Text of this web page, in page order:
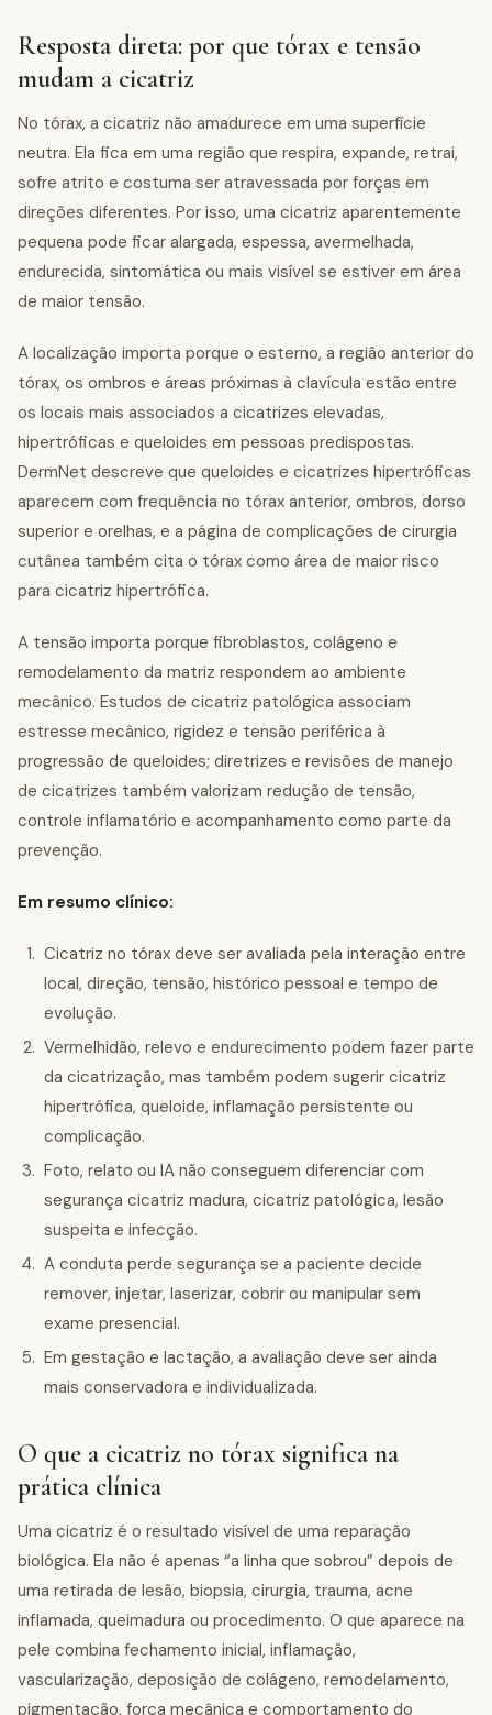
Resposta direta: por que tórax e tensão
mudam a cicatriz
No tórax, a cicatriz não amadurece em uma superfície
neutra. Ela fica em uma região que respira, expande, retrai,
sofre atrito e costuma ser atravessada por forças em
direções diferentes. Por isso, uma cicatriz aparentemente
pequena pode ficar alargada, espessa, avermelhada,
endurecida, sintomática ou mais visível se estiver em área
de maior tensão.
A localização importa porque o esterno, a região anterior do
tórax, os ombros e áreas próximas à clavícula estão entre
os locais mais associados a cicatrizes elevadas,
hipertróficas e queloides em pessoas predispostas.
DermNet descreve que queloides e cicatrizes hipertróficas
aparecem com frequência no tórax anterior, ombros, dorso
superior e orelhas, e a página de complicações de cirurgia
cutânea também cita o tórax como área de maior risco
para cicatriz hipertrófica.
A tensão importa porque fibroblastos, colágeno e
remodelamento da matriz respondem ao ambiente
mecânico. Estudos de cicatriz patológica associam
estresse mecânico, rigidez e tensão periférica à
progressão de queloides; diretrizes e revisões de manejo
de cicatrizes também valorizam redução de tensão,
controle inflamatório e acompanhamento como parte da
prevenção.
Em resumo clínico:
Cicatriz no tórax deve ser avaliada pela interação entre
local, direção, tensão, histórico pessoal e tempo de
evolução.
Vermelhidão, relevo e endurecimento podem fazer parte
da cicatrização, mas também podem sugerir cicatriz
hipertrófica, queloide, inflamação persistente ou
complicação.
Foto, relato ou IA não conseguem diferenciar com
segurança cicatriz madura, cicatriz patológica, lesão
suspeita e infecção.
A conduta perde segurança se a paciente decide
remover, injetar, laserizar, cobrir ou manipular sem
exame presencial.
Em gestação e lactação, a avaliação deve ser ainda
mais conservadora e individualizada.
O que a cicatriz no tórax significa na
prática clínica
Uma cicatriz é o resultado visível de uma reparação
biológica. Ela não é apenas “a linha que sobrou” depois de
uma retirada de lesão, biopsia, cirurgia, trauma, acne
inflamada, queimadura ou procedimento. O que aparece na
pele combina fechamento inicial, inflamação,
vascularização, deposição de colágeno, remodelamento,
pigmentação, força mecânica e comportamento do